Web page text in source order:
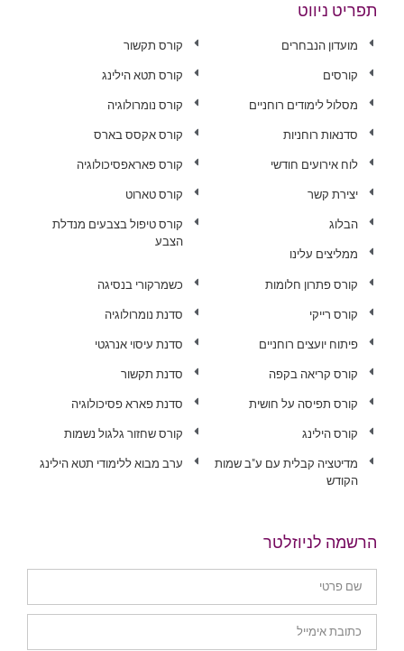
תפריט ניווט
מועדון הנבחרים
קורסים
מסלול לימודים רוחניים
סדנאות רוחניות
לוח אירועים חודשי
יצירת קשר
הבלוג
ממליצים עלינו
קורס תקשור
קורס תטא הילינג
קורס נומרולוגיה
קורס אקסס בארס
קורס פאראפסיכולוגיה
קורס טארוט
קורס טיפול בצבעים מנדלת
הצבע
קורס פתרון חלומות
קורס רייקי
פיתוח יועצים רוחניים
קורס קריאה בקפה
קורס תפיסה על חושית
קורס הילינג
מדיטציה קבלית עם ע"ב שמות
הקודש
כשמרקורי בנסיגה
סדנת נומרולוגיה
סדנת עיסוי אנרגטי
סדנת תקשור
סדנת פארא פסיכולוגיה
קורס שחזור גלגול נשמות
ערב מבוא ללימודי תטא הילינג
הרשמה לניוזלטר